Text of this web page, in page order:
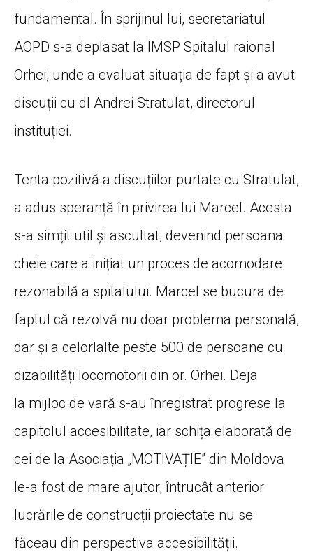
fundamental. În sprijinul lui, secretariatul
AOPD s-a deplasat la IMSP Spitalul raional
Orhei, unde a evaluat situația de fapt și a avut
discuții cu dl Andrei Stratulat, directorul
instituției.
Tenta pozitivă a discuțiilor purtate cu Stratulat,
a adus speranță în privirea lui Marcel. Acesta
s-a simțit util și ascultat, devenind persoana
cheie care a inițiat un proces de acomodare
rezonabilă a spitalului. Marcel se bucura de
faptul că rezolvă nu doar problema personală,
dar și a celorlalte peste 500 de persoane cu
dizabilități locomotorii din or. Orhei. Deja
la mijloc de vară s-au înregistrat progrese la
capitolul accesibilitate, iar schița elaborată de
cei de la Asociația „MOTIVAȚIE” din Moldova
le-a fost de mare ajutor, întrucât anterior
lucrările de construcții proiectate nu se
făceau din perspectiva accesibilității.